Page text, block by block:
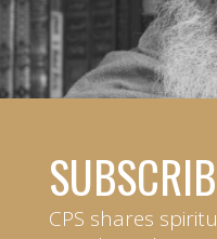
CPS shares